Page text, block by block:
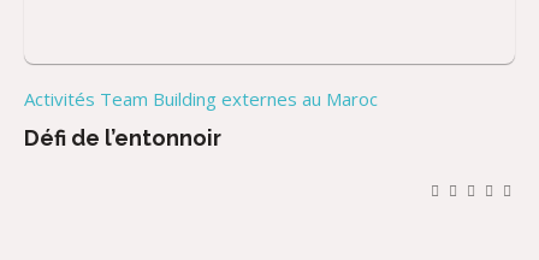
Activités Team Building externes au Maroc
Défi de l’entonnoir